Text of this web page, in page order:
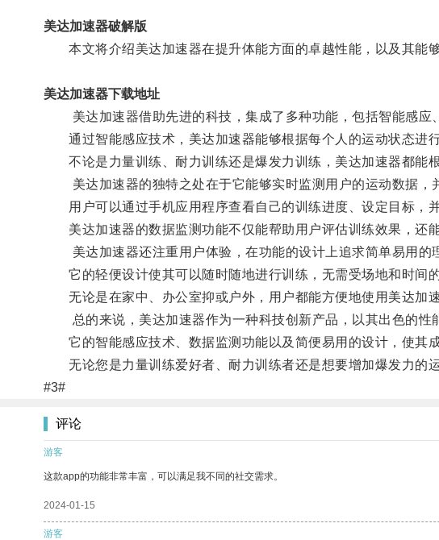
美达加速器破解版
本文将介绍美达加速器在提升体能方面的卓越性能，以及其能够
美达加速器下载地址
美达加速器借助先进的科技，集成了多种功能，包括智能感应
通过智能感应技术，美达加速器能够根据每个人的运动状态进行
不论是力量训练、耐力训练还是爆发力训练，美达加速器都能
美达加速器的独特之处在于它能够实时监测用户的运动数据，
用户可以通过手机应用程序查看自己的训练进度、设定目标，并
美达加速器的数据监测功能不仅能帮助用户评估训练效果，还能
美达加速器还注重用户体验，在功能的设计上追求简单易用的
它的轻便设计使其可以随时随地进行训练，无需受场地和时间的
无论是在家中、办公室抑或户外，用户都能方便地使用美达加速
总的来说，美达加速器作为一种科技创新产品，以其出色的性
它的智能感应技术、数据监测功能以及简便易用的设计，使其成
无论您是力量训练爱好者、耐力训练者还是想要增加爆发力的
#3#
评论
游客
这款app的功能非常丰富，可以满足我不同的社交需求。
2024-01-15
游客